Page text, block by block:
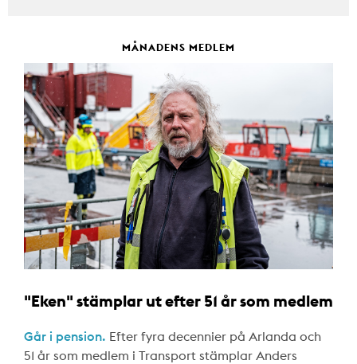
MÅNADENS MEDLEM
"Eken" stämplar ut efter 51 år som medlem
Går i pension. Efter fyra decennier på Arlanda och
51 år som medlem i Transport stämplar Anders